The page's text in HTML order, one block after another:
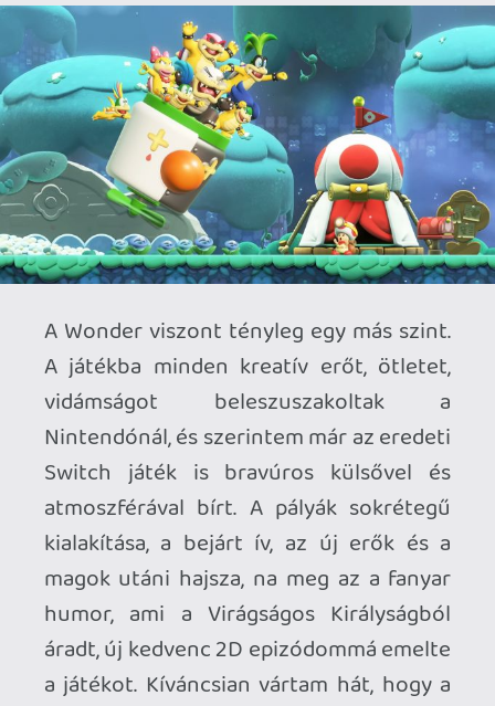
kapcsán,
olvasd el a játékról készült
tesztünket. Gondolnád, hogy az eredeti
Switch játék már lassan három éve, hogy
megjelent?
Érdemi gameplay tekintetében a
következő fő újításokra figyeljetek!
Megjött Rosalina, és segítője Luma, akit
egy második játékos irányíthat. Rosalina
hasonló karakter, mint Peach, és jó
ütemben került be a játékba a Galaxy
mozifilm érkezése mellé. Van egy új
power-up, amely gyakorlatilag egy
virágcserép, és egy felfelé "támadó"
virágtányér-platformot lehet vele
lövöldözni (valamint vizet lehet tárolni a
szirmok között). Érkezik a játékhoz
érdemi "assist" mód is, na meg az
amiibookat is használja a játék végre-
valahára. Captain Toad és visítós kis
csapata is befut, kedves madirkó
segítőjükkel, aki a Plucky névre hallgat.
Velük viszont csak a játék új "vidámpark"
helyszínén lehet nyomulni. Ez a DLC
alcímében is szereplő ("Meetup in...")
Bellabel Park.